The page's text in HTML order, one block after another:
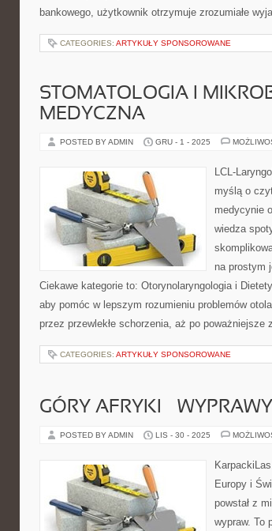
bankowego, użytkownik otrzymuje zrozumiałe
CATEGORIES: ARTYKUŁY SPONSOROWANE
STOMATOLOGIA I
MEDYCZNA
POSTED BY ADMIN GRU - 1 - 2025
LCL-
myślą o
medycynie
wiedza
na prostym
Ciekawe kategorie to: Otorynolaryngologia i
aby pomóc w lepszym rozumieniu problemów
przez przewlekłe schorzenia, aż po
CATEGORIES: ARTYKUŁY SPONSOROWANE
GÓRY AFRYKI –
POSTED BY ADMIN LIS - 30 - 2025
Europy i
powstał z
wypraw. To